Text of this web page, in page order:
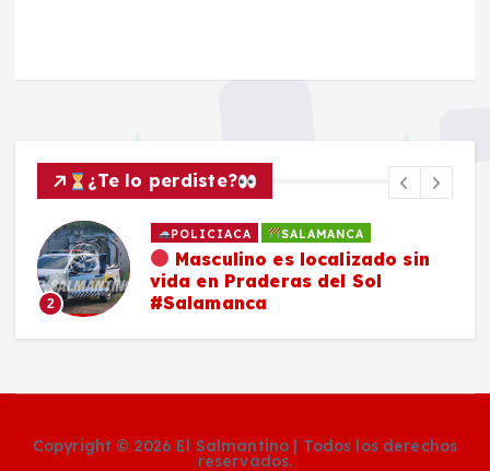
¿Te lo perdiste?
2
POLICIACA SALAMANCA
Masculino es localizado sin
vida en Praderas del Sol
#Salamanca
Copyright © 2026 El Salmantino | Todos los derechos
reservados.